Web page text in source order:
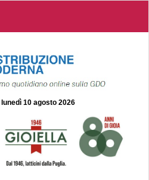
lunedì 10 agosto 2026